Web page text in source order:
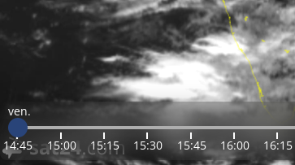
ven.
14:45 15:00 15:15 15:30 15:45 16:00 16:15